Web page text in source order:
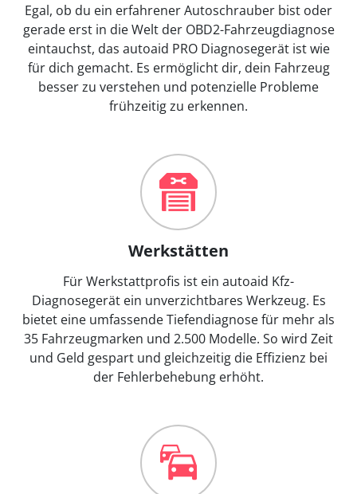
Egal, ob du ein erfahrener Autoschrauber bist oder
gerade erst in die Welt der OBD2-Fahrzeugdiagnose
eintauchst, das autoaid PRO Diagnosegerät ist wie
für dich gemacht. Es ermöglicht dir, dein Fahrzeug
besser zu verstehen und potenzielle Probleme
frühzeitig zu erkennen.
Werkstätten
Für Werkstattprofis ist ein autoaid Kfz-
Diagnosegerät ein unverzichtbares Werkzeug. Es
bietet eine umfassende Tiefendiagnose für mehr als
35 Fahrzeugmarken und 2.500 Modelle. So wird Zeit
und Geld gespart und gleichzeitig die Effizienz bei
der Fehlerbehebung erhöht.